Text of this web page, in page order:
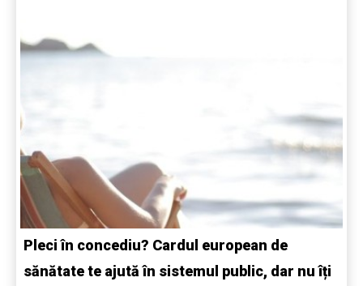
Pleci în concediu? Cardul european de
sănătate te ajută în sistemul public, dar nu îți